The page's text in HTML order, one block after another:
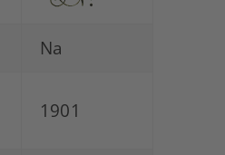
Na
1901